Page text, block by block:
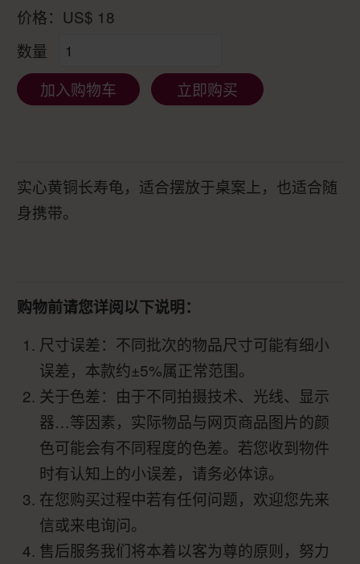
价格： US$ 18
数量
加入购物车
立即购买
实心黄铜长寿龟，适合摆放于桌案上，也适合随
身携带。
购物前请您详阅以下说明：
尺寸误差：不同批次的物品尺寸可能有细小
误差，本款约±5%属正常范围。
关于色差：由于不同拍摄技术、光线、显示
器…等因素，实际物品与网页商品图片的颜
色可能会有不同程度的色差。若您收到物件
时有认知上的小误差，请务必体谅。
在您购买过程中若有任何问题，欢迎您先来
信或来电询问。
售后服务我们将本着以客为尊的原则，努力